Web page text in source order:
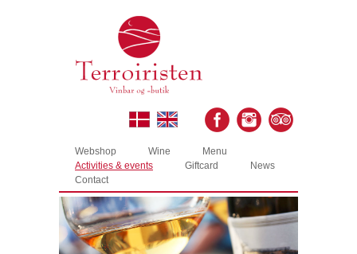
Webshop Wine
Menu
Activities & events
Giftcard
News
Contact